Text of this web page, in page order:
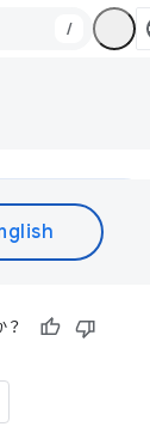
/
？